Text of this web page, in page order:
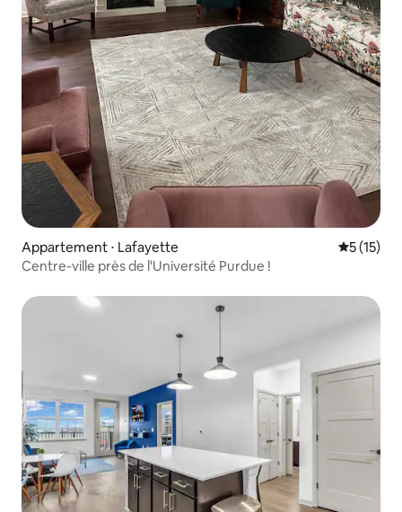
Appartement ⋅ Lafayette
5 (15)
Centre-ville près de l'Université Purdue !